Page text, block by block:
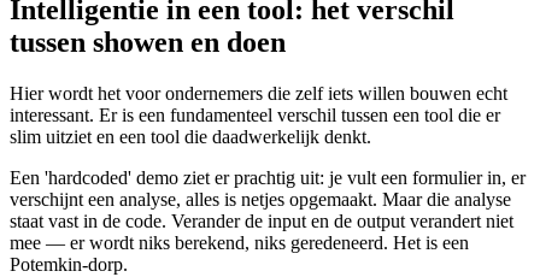
Intelligentie in een tool: het verschil
tussen showen en doen
Hier wordt het voor ondernemers die zelf iets willen bouwen echt
interessant. Er is een fundamenteel verschil tussen een tool die er
slim uitziet en een tool die daadwerkelijk denkt.
Een 'hardcoded' demo ziet er prachtig uit: je vult een formulier in, er
verschijnt een analyse, alles is netjes opgemaakt. Maar die analyse
staat vast in de code. Verander de input en de output verandert niet
mee — er wordt niks berekend, niks geredeneerd. Het is een
Potemkin-dorp.